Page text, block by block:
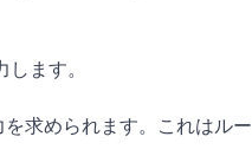
ます。
求められます。これはル